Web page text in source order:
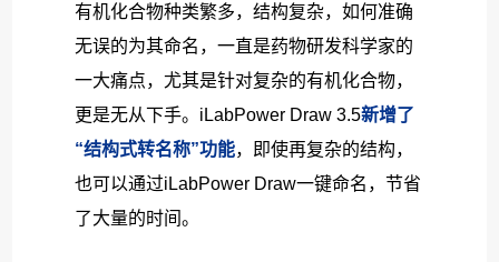
有机化合物种类繁多，结构复杂，如何准确
无误的为其命名，一直是药物研发科学家的
一大痛点，尤其是针对复杂的有机化合物，
更是无从下手。iLabPower Draw 3.5新增了
“结构式转名称”功能，即使再复杂的结构，
也可以通过iLabPower Draw一键命名，节省
了大量的时间。